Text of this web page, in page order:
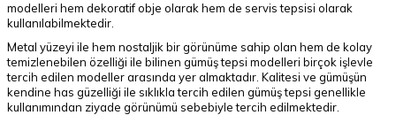
modelleri hem dekoratif obje olarak hem de servis tepsisi olarak
kullanılabilmektedir.
Metal yüzeyi ile hem nostaljik bir görünüme sahip olan hem de kolay
temizlenebilen özelliği ile bilinen gümüş tepsi modelleri birçok işlevle
tercih edilen modeller arasında yer almaktadır. Kalitesi ve gümüşün
kendine has güzelliği ile sıklıkla tercih edilen gümüş tepsi genellikle
kullanımından ziyade görünümü sebebiyle tercih edilmektedir.